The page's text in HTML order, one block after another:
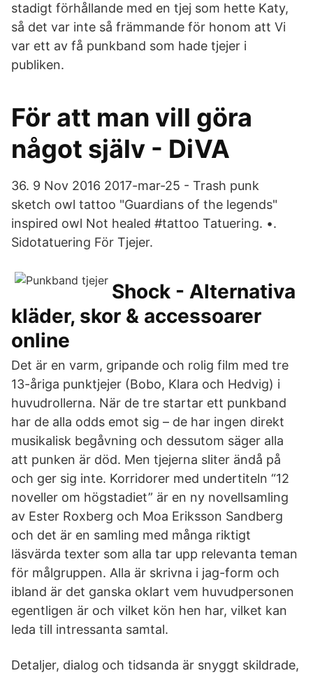
stadigt förhållande med en tjej som hette Katy,
så det var inte så främmande för honom att Vi
var ett av få punkband som hade tjejer i
publiken.
För att man vill göra
något själv - DiVA
36. 9 Nov 2016 2017-mar-25 - Trash punk
sketch owl tattoo "Guardians of the legends"
inspired owl Not healed #tattoo Tatuering. •.
Sidotatuering För Tjejer.
Shock - Alternativa
kläder, skor & accessoarer
online
Det är en varm, gripande och rolig film med tre
13-åriga punktjejer (Bobo, Klara och Hedvig) i
huvudrollerna. När de tre startar ett punkband
har de alla odds emot sig – de har ingen direkt
musikalisk begåvning och dessutom säger alla
att punken är död. Men tjejerna sliter ändå på
och ger sig inte. Korridorer med undertiteln “12
noveller om högstadiet” är en ny novellsamling
av Ester Roxberg och Moa Eriksson Sandberg
och det är en samling med många riktigt
läsvärda texter som alla tar upp relevanta teman
för målgruppen. Alla är skrivna i jag-form och
ibland är det ganska oklart vem huvudpersonen
egentligen är och vilket kön hen har, vilket kan
leda till intressanta samtal.
Detaljer, dialog och tidsanda är snyggt skildrade,